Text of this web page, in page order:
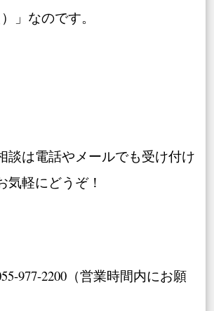
」なのです。
談は電話やメールでも受け付け
気軽にどうぞ！
977-2200（営業時間内にお願